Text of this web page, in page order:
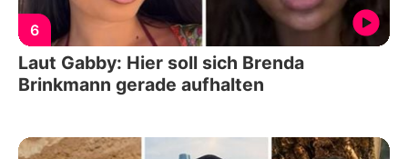
6
Laut Gabby: Hier soll sich Brenda
Brinkmann gerade aufhalten